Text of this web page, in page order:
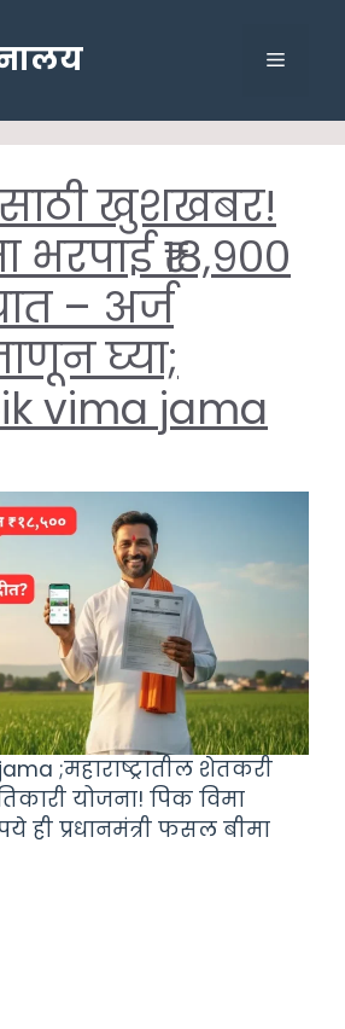
Menu
खुशखबर!
भरपाई ₹१८,९००
– अर्ज
घ्या;
vima jama
;महाराष्ट्रातील शेतकरी
योजना! पिक विमा
ही प्रधानमंत्री फसल बीमा